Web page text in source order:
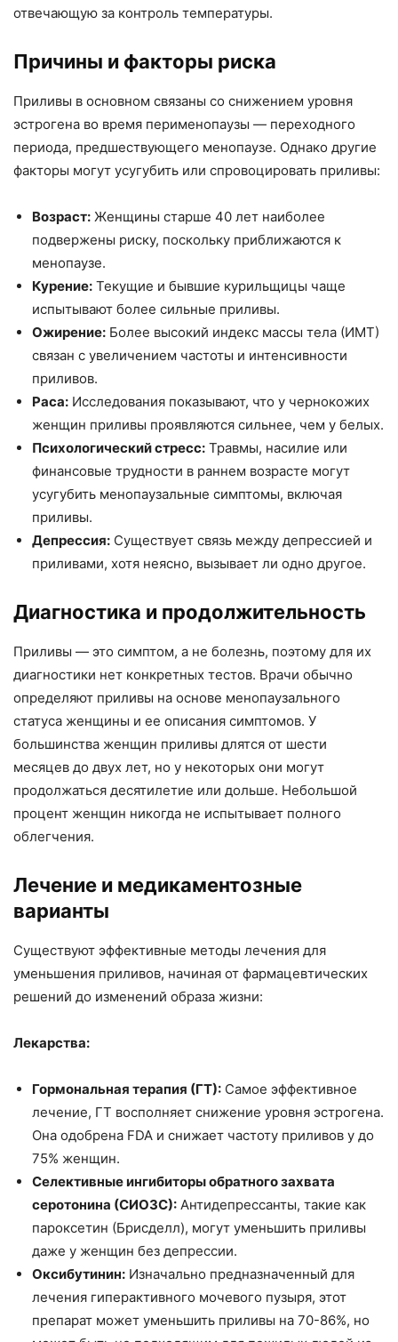
отвечающую за контроль температуры.
Причины и факторы риска
Приливы в основном связаны со снижением уровня
эстрогена во время перименопаузы — переходного
периода, предшествующего менопаузе. Однако другие
факторы могут усугубить или спровоцировать приливы:
Возраст: Женщины старше 40 лет наиболее
подвержены риску, поскольку приближаются к
менопаузе.
Курение: Текущие и бывшие курильщицы чаще
испытывают более сильные приливы.
Ожирение: Более высокий индекс массы тела (ИМТ)
связан с увеличением частоты и интенсивности
приливов.
Раса: Исследования показывают, что у чернокожих
женщин приливы проявляются сильнее, чем у белых.
Психологический стресс: Травмы, насилие или
финансовые трудности в раннем возрасте могут
усугубить менопаузальные симптомы, включая
приливы.
Депрессия: Существует связь между депрессией и
приливами, хотя неясно, вызывает ли одно другое.
Диагностика и продолжительность
Приливы — это симптом, а не болезнь, поэтому для их
диагностики нет конкретных тестов. Врачи обычно
определяют приливы на основе менопаузального
статуса женщины и ее описания симптомов. У
большинства женщин приливы длятся от шести
месяцев до двух лет, но у некоторых они могут
продолжаться десятилетие или дольше. Небольшой
процент женщин никогда не испытывает полного
облегчения.
Лечение и медикаментозные
варианты
Существуют эффективные методы лечения для
уменьшения приливов, начиная от фармацевтических
решений до изменений образа жизни:
Лекарства:
Гормональная терапия (ГТ): Самое эффективное
лечение, ГТ восполняет снижение уровня эстрогена.
Она одобрена FDA и снижает частоту приливов у до
75% женщин.
Селективные ингибиторы обратного захвата
серотонина (СИОЗС): Антидепрессанты, такие как
пароксетин (Брисделл), могут уменьшить приливы
даже у женщин без депрессии.
Оксибутинин: Изначально предназначенный для
лечения гиперактивного мочевого пузыря, этот
препарат может уменьшить приливы на 70-86%, но